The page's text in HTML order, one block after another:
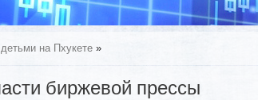
на Пхукете »
биржевой прессы